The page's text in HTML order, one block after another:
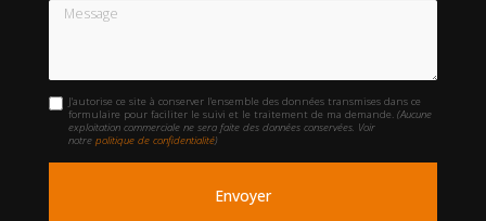
Message
J'autorise ce site à conserver l'ensemble des données transmises dans ce
formulaire pour faciliter le suivi et le traitement de ma demande.(Aucune
exploitation commerciale ne sera faite des données conservées. Voir
notrepolitique de confidentialité)